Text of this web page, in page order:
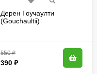
Дерен Гоучаулти
(Gouchaultii)
550₽
390 ₽